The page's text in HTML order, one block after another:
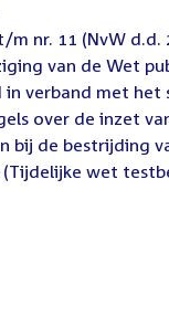
m nr. 11 (NvW d.d.
van de Wet
in verband met het
over de inzet
bij de bestrijding
(Tijdelijke wet